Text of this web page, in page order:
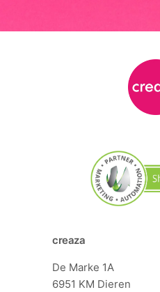
creaza
De Marke 1A
6951 KM Dieren